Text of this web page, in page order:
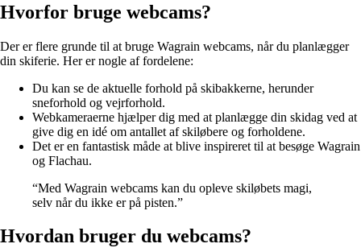
Hvorfor bruge webcams?
Der er flere grunde til at bruge Wagrain webcams, når du planlægger
din skiferie. Her er nogle af fordelene:
Du kan se de aktuelle forhold på skibakkerne, herunder
sneforhold og vejrforhold.
Webkameraerne hjælper dig med at planlægge din skidag ved at
give dig en idé om antallet af skiløbere og forholdene.
Det er en fantastisk måde at blive inspireret til at besøge Wagrain
og Flachau.
“Med Wagrain webcams kan du opleve skiløbets magi,
selv når du ikke er på pisten.”
Hvordan bruger du webcams?